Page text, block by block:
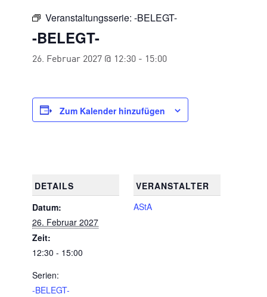
Veranstaltungsserie: -BELEGT-
-BELEGT-
26. Februar 2027 @ 12:30 - 15:00
Zum Kalender hinzufügen
DETAILS
Datum:
26. Februar 2027
Zeit:
12:30 - 15:00
Serien:
-BELEGT-
VERANSTALTER
AStA